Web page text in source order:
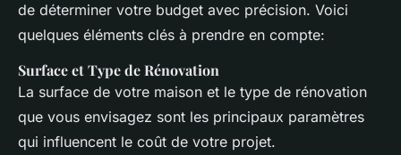
de déterminer votre budget avec précision. Voici
quelques éléments clés à prendre en compte:
Surface et Type de Rénovation
La surface de votre maison et le type de rénovation
que vous envisagez sont les principaux paramètres
qui influencent le coût de votre projet.